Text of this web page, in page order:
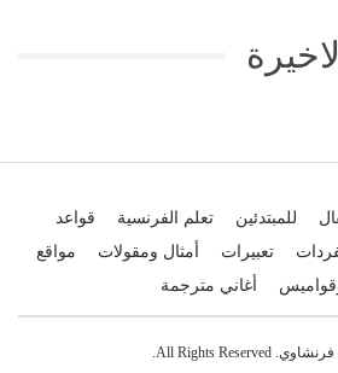
للمبتدئين تعلم الفرنسية
قواعد
تعبيرات أمثال ومقولات
مواقع
أغاني مترجمة